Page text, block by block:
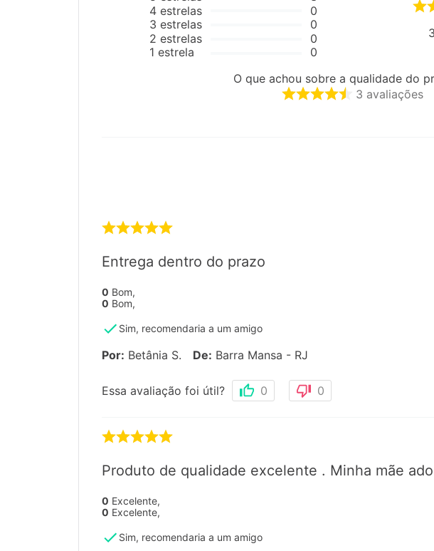
4 estrelas
3 estrelas
2 estrelas
1 estrela
0
0
0
0
3
O que achou sobre a qualidade do
3 avaliações
Entrega dentro do prazo
0 Bom,
0 Bom,
Sim, recomendaria a um amigo
Por: Betânia S. De: Barra Mansa - RJ
Essa avaliação foi útil? 0 0
Produto de qualidade excelente . Minha mãe
0 Excelente,
0 Excelente,
Sim, recomendaria a um amigo